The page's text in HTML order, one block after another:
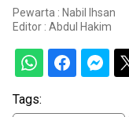
Pewarta : Nabil Ihsan
Editor : Abdul Hakim
Tags: